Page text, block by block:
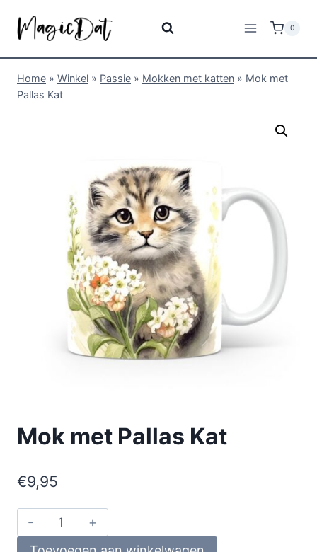
0
Home » Winkel » Passie » Mokken met katten » Mok met
Pallas Kat
Mok met Pallas Kat
€9,95